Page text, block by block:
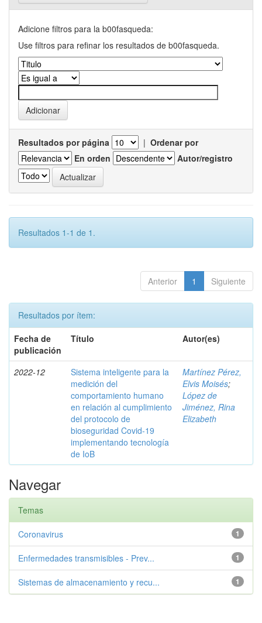
Adicione filtros para la b00fasqueda:
Use filtros para refinar los resultados de b00fasqueda.
Resultados por página | Ordenar por
En orden
Autor/registro
Resultados 1-1 de 1.
Anterior 1 Siguiente
Resultados por ítem:
Fecha de
publicación
Título Autor(es)
2022-12
Sistema inteligente para la
medición del
comportamiento humano
en relación al cumplimiento
del protocolo de
bioseguridad Covid-19
implementando tecnología
de IoB
Martínez Pérez,
Elvis Moisés;
López de
Jiménez, Rina
Elizabeth
Navegar
Temas
1
Coronavirus
1
Enfermedades transmisibles - Prev...
1
Sistemas de almacenamiento y recu...